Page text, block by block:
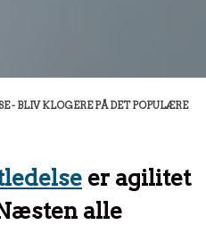
- BLIV KLOGERE PÅ DET POPULÆRE
er agilitet
alle